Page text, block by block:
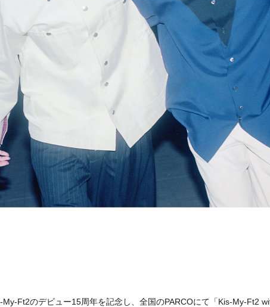
My-Ft2のデビュー15周年を記念し、全国のPARCOにて「Kis-My-Ft2